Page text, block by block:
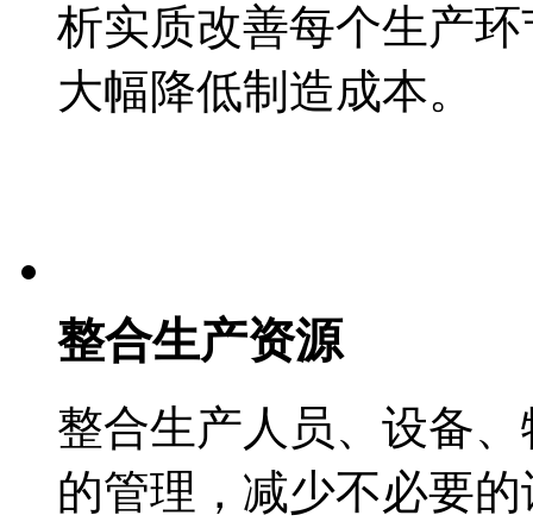
析实质改善每个生产
大幅降低制造成本。
整合生产资源
整合生产人员、设备
的管理，减少不必要